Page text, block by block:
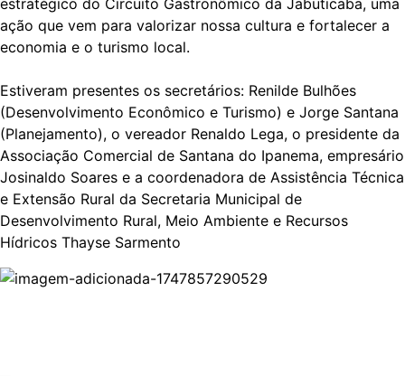
ação que vem para valorizar nossa cultura e fortalecer a
economia e o turismo local.
Estiveram presentes os secretários: Renilde Bulhões
(Desenvolvimento Econômico e Turismo) e Jorge Santana
(Planejamento), o vereador Renaldo Lega, o presidente da
Associação Comercial de Santana do Ipanema, empresário
Josinaldo Soares e a coordenadora de Assistência Técnica
e Extensão Rural da Secretaria Municipal de
Desenvolvimento Rural, Meio Ambiente e Recursos
Hídricos Thayse Sarmento